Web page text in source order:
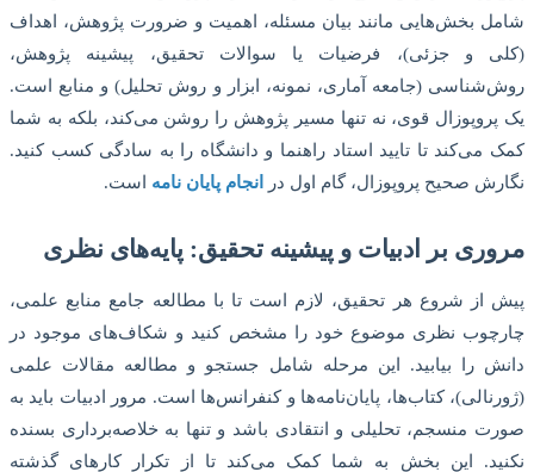
شامل بخش‌هایی مانند بیان مسئله، اهمیت و ضرورت پژوهش، اهداف
(کلی و جزئی)، فرضیات یا سوالات تحقیق، پیشینه پژوهش،
روش‌شناسی (جامعه آماری، نمونه، ابزار و روش تحلیل) و منابع است.
یک پروپوزال قوی، نه تنها مسیر پژوهش را روشن می‌کند، بلکه به شما
کمک می‌کند تا تایید استاد راهنما و دانشگاه را به سادگی کسب کنید.
نگارش صحیح پروپوزال، گام اول در
انجام پایان نامه است.
مروری بر ادبیات و پیشینه تحقیق: پایه‌های نظری
پیش از شروع هر تحقیق، لازم است تا با مطالعه جامع منابع علمی،
چارچوب نظری موضوع خود را مشخص کنید و شکاف‌های موجود در
دانش را بیابید. این مرحله شامل جستجو و مطالعه مقالات علمی
(ژورنالی)، کتاب‌ها، پایان‌نامه‌ها و کنفرانس‌ها است. مرور ادبیات باید به
صورت منسجم، تحلیلی و انتقادی باشد و تنها به خلاصه‌برداری بسنده
نکنید. این بخش به شما کمک می‌کند تا از تکرار کارهای گذشته